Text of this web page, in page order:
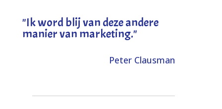
"Ik word blij van deze andere
manier van marketing."
Peter Clausman